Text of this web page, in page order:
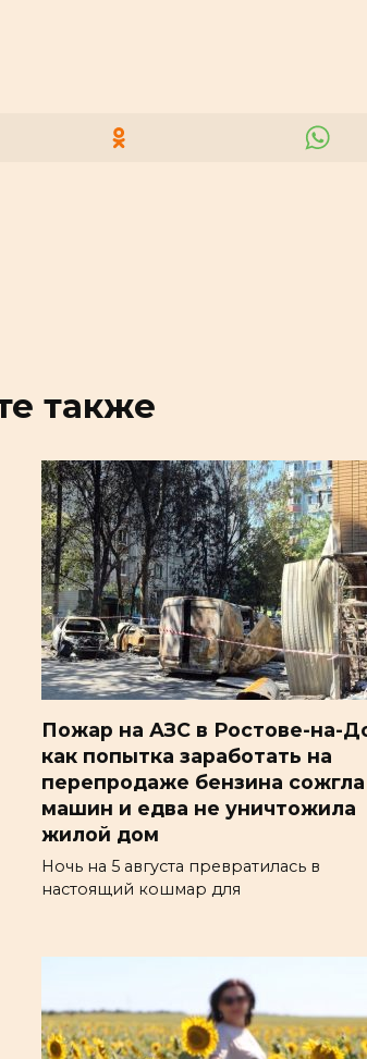
также
Пожар на АЗС в Ростове-на-
как попытка заработать на
перепродаже бензина
машин и едва не уничтожила
жилой дом
Ночь на 5 августа превратилась в
настоящий кошмар для